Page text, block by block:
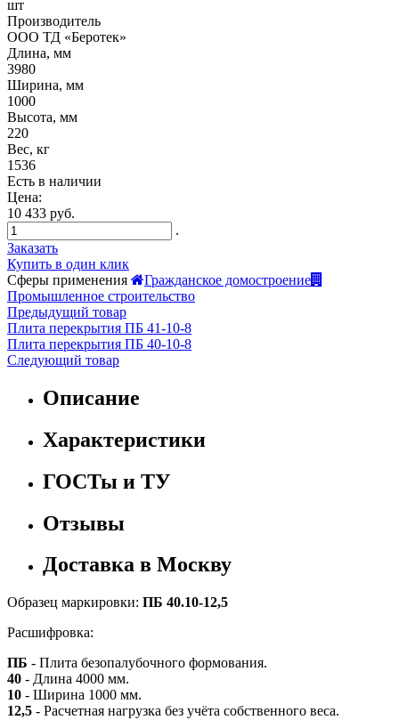
шт
Производитель
ООО ТД «Беротек»
Длина, мм
3980
Ширина, мм
1000
Высота, мм
220
Вес, кг
1536
Есть в наличии
Цена:
10 433 руб.
.
Заказать
Купить в один клик
Сферы применения
Гражданское домостроение
Промышленное строительство
Предыдущий товар
Плита перекрытия ПБ 41-10-8
Плита перекрытия ПБ 40-10-8
Следующий товар
Описание
Характеристики
ГОСТы и ТУ
Отзывы
Доставка в Москву
Образец маркировки: ПБ 40.10-12,5
Расшифровка:
ПБ - Плита безопалубочного формования.
40 - Длина 4000 мм.
10 - Ширина 1000 мм.
12,5 - Расчетная нагрузка без учёта собственного веса.